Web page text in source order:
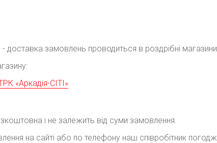
- доставка замовлень проводиться в роздрібні
«Аркадія-СІТІ»
і не залежить від суми замовлення.
на сайті або по телефону наш співробітник